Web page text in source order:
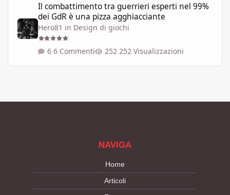
Il combattimento tra guerrieri esperti nel 99%
dei GdR è una pizza agghiacciante
Hero81 in Design di giochi
6 Commenti 252 Visualizzazioni
NAVIGA
Home
Articoli